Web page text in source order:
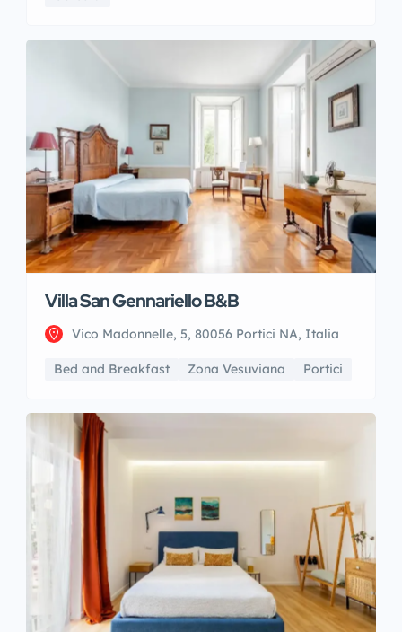
Villa San Gennariello B&B
Vico Madonnelle, 5, 80056 Portici NA, Italia
Bed and Breakfast Zona Vesuviana Portici